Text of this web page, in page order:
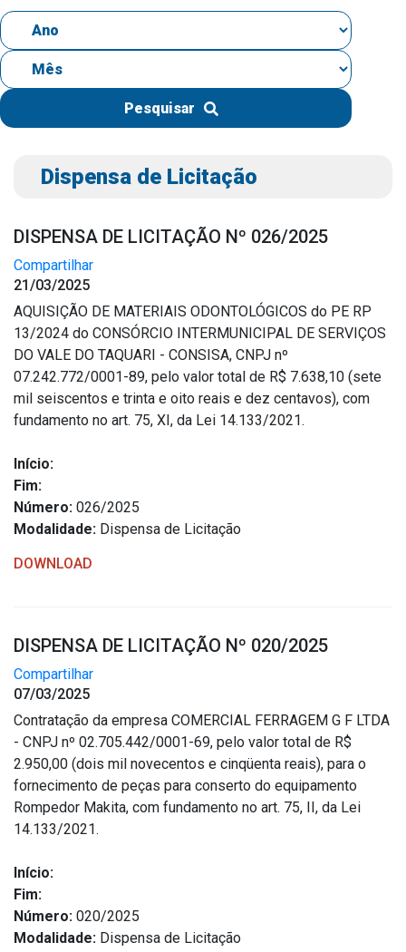
IPTU 2026
Nota Fiscal Eletrônica
Portal do Cidadão
Portal do Servidor
Publicações
Diário Oficial (Novo)
Diário Oficial (Até 30/04)
Recursos Humanos
Processo Seletivo
Licitações
Dispensas e Inexigibilidades
Portal da Transparência
Radar da Transparência
Cespro
Downloads
Pesquisar
Dispensa de Licitação
DISPENSA DE LICITAÇÃO Nº 026/2025
Compartilhar
21/03/2025
AQUISIÇÃO DE MATERIAIS ODONTOLÓGICOS do PE RP
13/2024 do CONSÓRCIO INTERMUNICIPAL DE SERVIÇOS
DO VALE DO TAQUARI - CONSISA, CNPJ nº
07.242.772/0001-89, pelo valor total de R$ 7.638,10 (sete
mil seiscentos e trinta e oito reais e dez centavos), com
fundamento no art. 75, XI, da Lei 14.133/2021.
Início:
Fim:
Número: 026/2025
Modalidade: Dispensa de Licitação
DOWNLOAD
DISPENSA DE LICITAÇÃO Nº 020/2025
Compartilhar
07/03/2025
Contratação da empresa COMERCIAL FERRAGEM G F LTDA
- CNPJ nº 02.705.442/0001-69, pelo valor total de R$
2.950,00 (dois mil novecentos e cinqüenta reais), para o
fornecimento de peças para conserto do equipamento
Rompedor Makita, com fundamento no art. 75, II, da Lei
14.133/2021.
Início:
Fim:
Número: 020/2025
Modalidade: Dispensa de Licitação